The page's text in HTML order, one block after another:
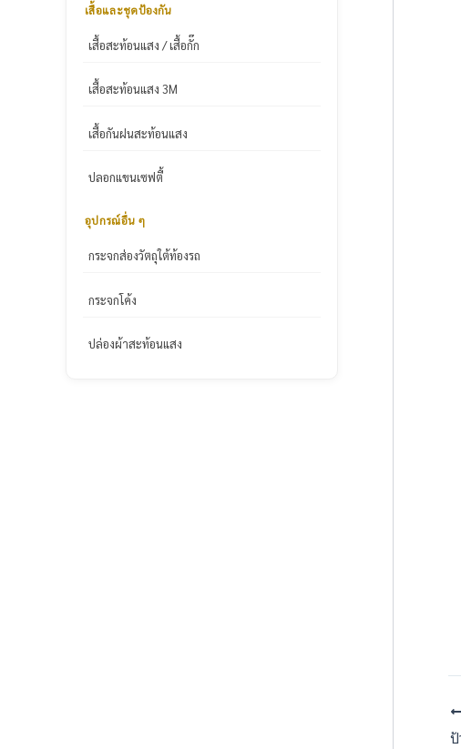
เสื้อและชุดป้องกัน
เสื้อสะท้อนแสง / เสื้อกั๊ก
เสื้อสะท้อนแสง 3M
เสื้อกันฝนสะท้อนแสง
ปลอกแขนเซฟตี้
อุปกรณ์อื่น ๆ
กระจกส่องวัตถุใต้ท้องรถ
กระจกโค้ง
ปล่องผ้าสะท้อนแสง